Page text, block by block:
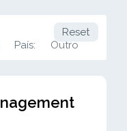
País: Outro
Reset